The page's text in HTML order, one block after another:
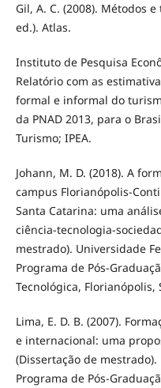
Gil, A. C. (2008). Métodos
ed.). Atlas.
Instituto de Pesquisa
Relatório com as
formal e informal do
da PNAD 2013, para o
Turismo; IPEA.
Johann, M. D. (2018). A
campus Florianópolis-
Santa Catarina: uma
ciência-tecnologia-
mestrado). Universidade
Programa de Pós-
Tecnológica, Florianópolis,
Lima, E. D. B. (2007).
e internacional: uma
(Dissertação de
Programa de Pós-